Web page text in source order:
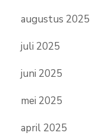
augustus 2025
juli 2025
juni 2025
mei 2025
april 2025